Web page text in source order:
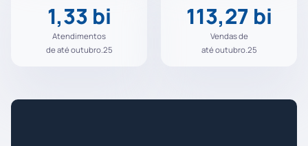
1,33 bi
Atendimentos
deaté outubro.25
113,27 bi
Vendas de
até outubro.25